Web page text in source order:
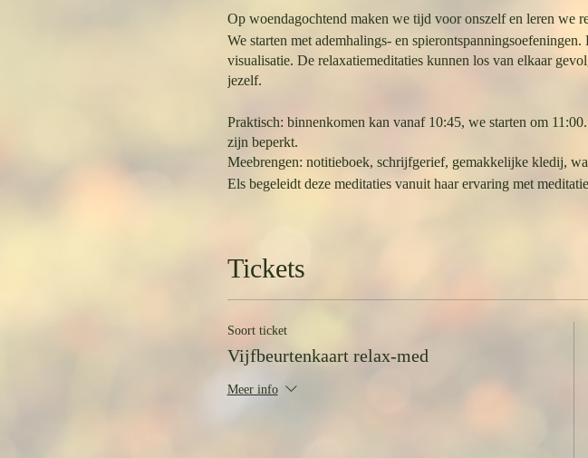
Op woendagochtend maken we tijd voor onszelf en leren we
We starten met ademhalings- en
visualisatie. De relaxatiemeditaties kunnen los van elkaar
jezelf.
Praktisch: binnenkomen kan vanaf 10:45, we starten om
zijn beperkt.
Meebrengen: notitieboek, schrijfgerief, gemakkelijke kledij,
Els begeleidt deze meditaties vanuit haar ervaring met
Heb je een vorige keer al een vijf-beurtenkaart gekocht,
Tickets
Soort ticket
Vijfbeurtenkaart relax-med
Meer info